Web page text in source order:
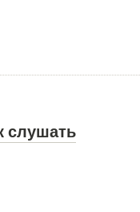
слушать